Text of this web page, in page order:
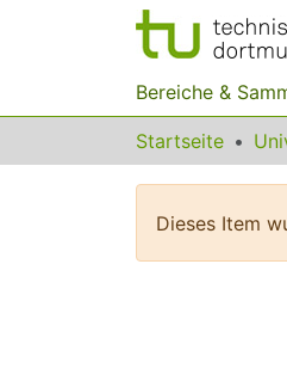
Bereiche &
Startseite
Dieses Item